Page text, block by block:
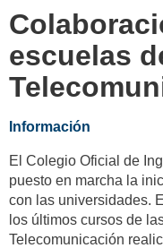
escuelas
Información
El Colegio Oficial de
puesto en marcha la
con las universidades.
los últimos cursos de
Telecomunicación